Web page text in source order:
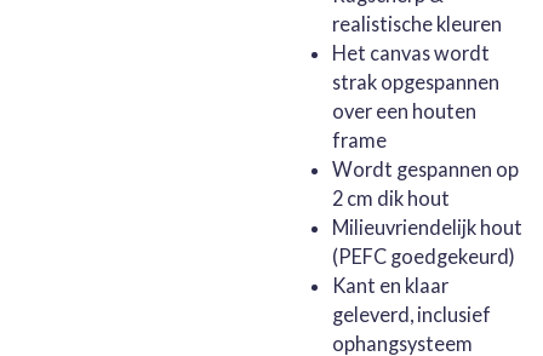
realistische kleuren
Het canvas wordt
strak opgespannen
over een houten
frame
Wordt gespannen op
2 cm dik hout
Milieuvriendelijk hout
(PEFC goedgekeurd)
Kant en klaar
geleverd, inclusief
ophangsysteem